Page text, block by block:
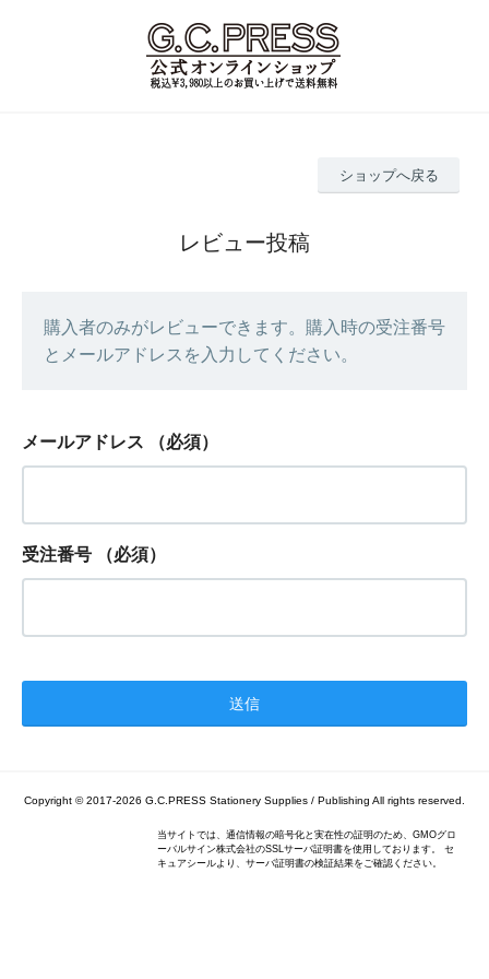
ショップへ戻る
レビュー投稿
購入者のみがレビューできます。購入時の受注番号
とメールアドレスを入力してください。
メールアドレス （必須）
受注番号 （必須）
Copyright © 2017-2026 G.C.PRESS Stationery Supplies / Publishing All rights reserved.
当サイトでは、通信情報の暗号化と実在性の証明のため、GMOグロ
ーバルサイン株式会社のSSLサーバ証明書を使用しております。 セ
キュアシールより、サーバ証明書の検証結果をご確認ください。